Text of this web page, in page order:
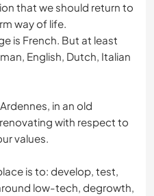
that we should return to
way of life.
is French. But at least
English, Dutch, Italian
in an old
with respect to
values.
is to: develop, test,
low-tech, degrowth,